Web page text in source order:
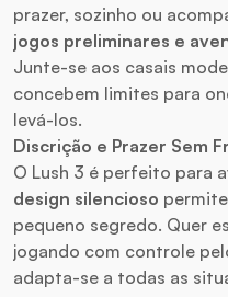
prazer, sozinho ou
jogos preliminares e
Junte-se aos casais
concebem limites para
levá-los.
Discrição e Prazer Sem
O Lush 3 é perfeito para
design silencioso
pequeno segredo. Quer
jogando com controle
adapta-se a todas as